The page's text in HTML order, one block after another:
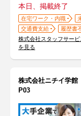
本日、掲載終了
在宅ワーク・内職
交通費支給
履歴書
株式会社スタッフサー
を見る
株式会社ニチイ学
P03